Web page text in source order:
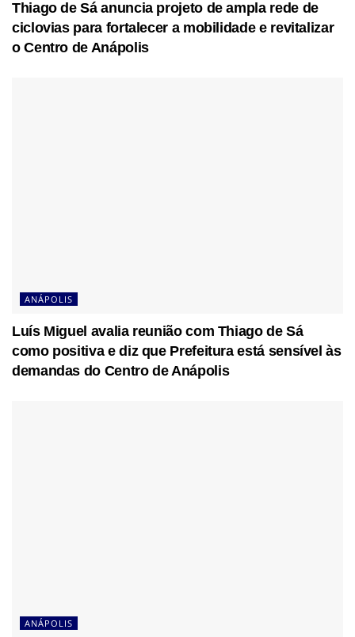
Thiago de Sá anuncia projeto de ampla rede de
ciclovias para fortalecer a mobilidade e revitalizar
o Centro de Anápolis
ANÁPOLIS
Luís Miguel avalia reunião com Thiago de Sá
como positiva e diz que Prefeitura está sensível às
demandas do Centro de Anápolis
ANÁPOLIS